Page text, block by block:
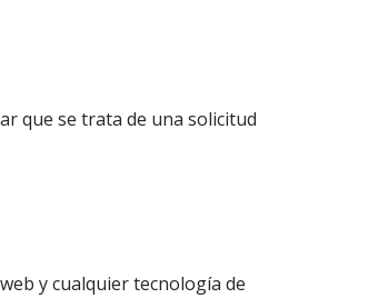
que se trata de una solicitud
y cualquier tecnología de